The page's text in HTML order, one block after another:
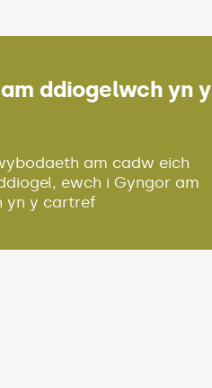
ddiogelwch yn y
am cadw eich
ewch i Gyngor am
yn y cartref